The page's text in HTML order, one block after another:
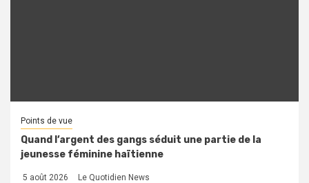
Points de vue
Quand l’argent des gangs séduit une partie de la
jeunesse féminine haïtienne
5 août 2026 Le Quotidien News